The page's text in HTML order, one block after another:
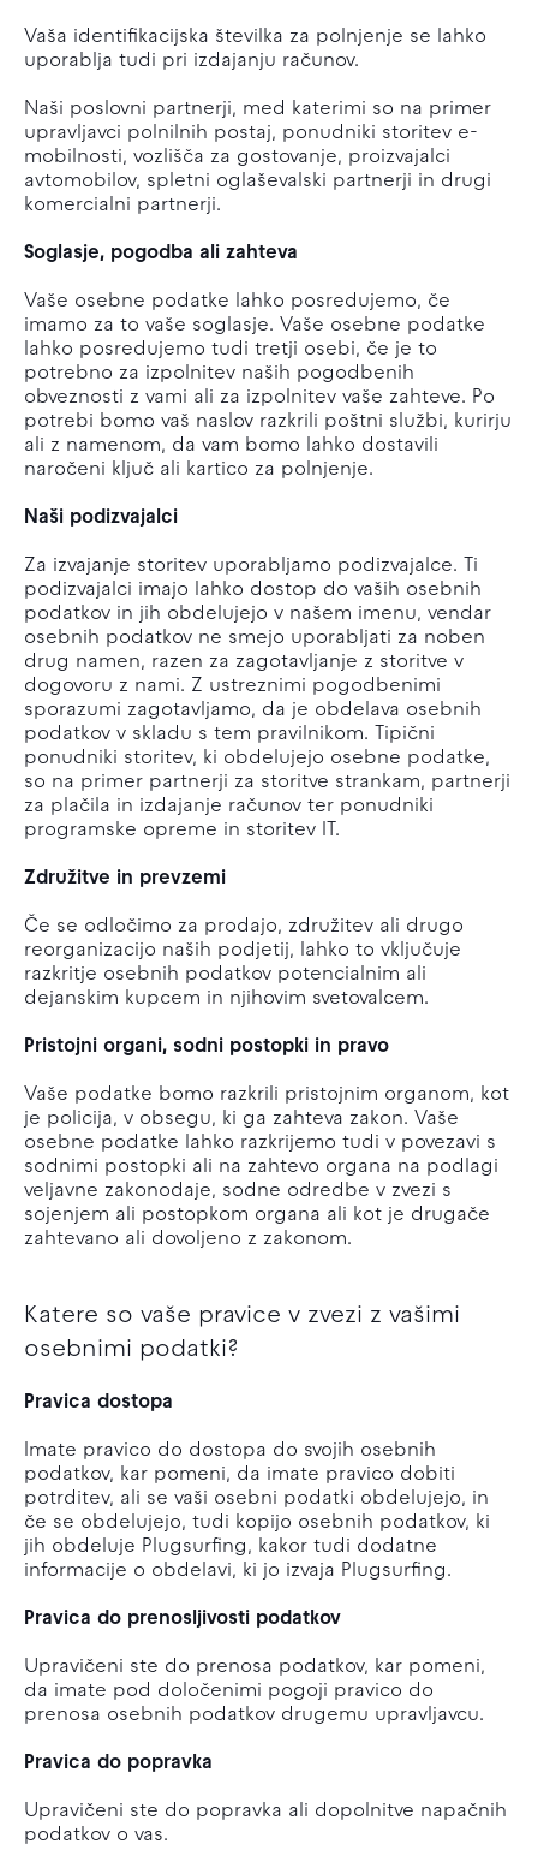
Vaša identifikacijska številka za polnjenje se lahko
uporablja tudi pri izdajanju računov.
Naši poslovni partnerji, med katerimi so na primer
upravljavci polnilnih postaj, ponudniki storitev e-
mobilnosti, vozlišča za gostovanje, proizvajalci
avtomobilov, spletni oglaševalski partnerji in drugi
komercialni partnerji.
Soglasje, pogodba ali zahteva
Vaše osebne podatke lahko posredujemo, če
imamo za to vaše soglasje. Vaše osebne podatke
lahko posredujemo tudi tretji osebi, če je to
potrebno za izpolnitev naših pogodbenih
obveznosti z vami ali za izpolnitev vaše zahteve. Po
potrebi bomo vaš naslov razkrili poštni službi, kurirju
ali z namenom, da vam bomo lahko dostavili
naročeni ključ ali kartico za polnjenje.
Naši podizvajalci
Za izvajanje storitev uporabljamo podizvajalce. Ti
podizvajalci imajo lahko dostop do vaših osebnih
podatkov in jih obdelujejo v našem imenu, vendar
osebnih podatkov ne smejo uporabljati za noben
drug namen, razen za zagotavljanje z storitve v
dogovoru z nami. Z ustreznimi pogodbenimi
sporazumi zagotavljamo, da je obdelava osebnih
podatkov v skladu s tem pravilnikom. Tipični
ponudniki storitev, ki obdelujejo osebne podatke,
so na primer partnerji za storitve strankam, partnerji
za plačila in izdajanje računov ter ponudniki
programske opreme in storitev IT.
Združitve in prevzemi
Če se odločimo za prodajo, združitev ali drugo
reorganizacijo naših podjetij, lahko to vključuje
razkritje osebnih podatkov potencialnim ali
dejanskim kupcem in njihovim svetovalcem.
Pristojni organi, sodni postopki in pravo
Vaše podatke bomo razkrili pristojnim organom, kot
je policija, v obsegu, ki ga zahteva zakon. Vaše
osebne podatke lahko razkrijemo tudi v povezavi s
sodnimi postopki ali na zahtevo organa na podlagi
veljavne zakonodaje, sodne odredbe v zvezi s
sojenjem ali postopkom organa ali kot je drugače
zahtevano ali dovoljeno z zakonom.
Katere so vaše pravice v zvezi z vašimi
osebnimi podatki?
Pravica dostopa
Imate pravico do dostopa do svojih osebnih
podatkov, kar pomeni, da imate pravico dobiti
potrditev, ali se vaši osebni podatki obdelujejo, in
če se obdelujejo, tudi kopijo osebnih podatkov, ki
jih obdeluje Plugsurfing, kakor tudi dodatne
informacije o obdelavi, ki jo izvaja Plugsurfing.
Pravica do prenosljivosti podatkov
Upravičeni ste do prenosa podatkov, kar pomeni,
da imate pod določenimi pogoji pravico do
prenosa osebnih podatkov drugemu upravljavcu.
Pravica do popravka
Upravičeni ste do popravka ali dopolnitve napačnih
podatkov o vas.